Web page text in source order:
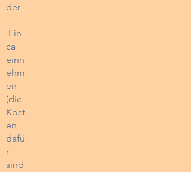
der
Fin
ca
einn
ehm
en
(die
Kost
en
dafü
r
sind